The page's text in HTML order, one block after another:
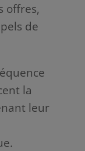
offres,
de
la
leur